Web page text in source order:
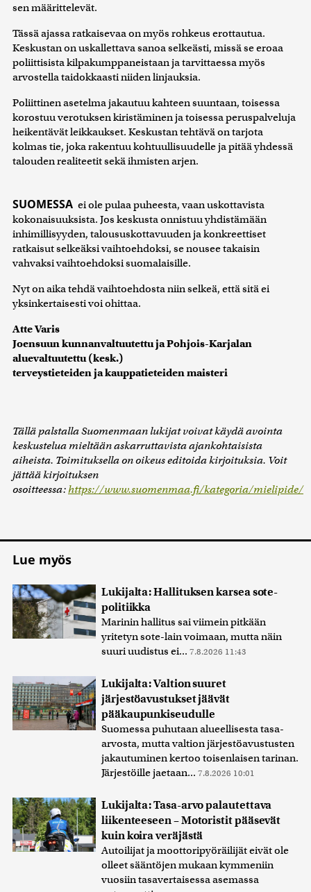
sen määrittelevät.
Tässä ajassa ratkaisevaa on myös rohkeus erottautua.
Keskustan on uskallettava sanoa selkeästi, missä se eroaa
poliittisista kilpakumppaneistaan ja tarvittaessa myös
arvostella taidokkaasti niiden linjauksia.
Poliittinen asetelma jakautuu kahteen suuntaan, toisessa
korostuu verotuksen kiristäminen ja toisessa peruspalveluja
heikentävät leikkaukset. Keskustan tehtävä on tarjota
kolmas tie, joka rakentuu kohtuullisuudelle ja pitää yhdessä
talouden realiteetit sekä ihmisten arjen.
SUOMESSA ei ole pulaa puheesta, vaan uskottavista
kokonaisuuksista. Jos keskusta onnistuu yhdistämään
inhimillisyyden, taloususkottavuuden ja konkreettiset
ratkaisut selkeäksi vaihtoehdoksi, se nousee takaisin
vahvaksi vaihtoehdoksi suomalaisille.
Nyt on aika tehdä vaihtoehdosta niin selkeä, että sitä ei
yksinkertaisesti voi ohittaa.
Atte Varis
Joensuun kunnanvaltuutettu ja Pohjois-Karjalan
aluevaltuutettu (kesk.)
terveystieteiden ja kauppatieteiden maisteri
Tällä palstalla Suomenmaan lukijat voivat käydä avointa
keskustelua mieltään askarruttavista ajankohtaisista
aiheista. Toimituksella on oikeus editoida kirjoituksia. Voit
jättää kirjoituksen
osoitteessa:https://www.suomenmaa.fi/kategoria/mielipide/
Lue myös
Lukijalta: Hallituksen karsea sote-
politiikka
Marinin hallitus sai viimein pitkään
yritetyn sote-lain voimaan, mutta näin
suuri uudistus ei... 7.8.2026 11:43
Lukijalta: Valtion suuret
järjestöavustukset jäävät
pääkaupunkiseudulle
Suomessa puhutaan alueellisesta tasa-
arvosta, mutta valtion järjestöavustusten
jakautuminen kertoo toisenlaisen tarinan.
Järjestöille jaetaan... 7.8.2026 10:01
Lukijalta: Tasa-arvo palautettava
liikenteeseen – Motoristit pääsevät
kuin koira veräjästä
Autoilijat ja moottoripyöräilijät eivät ole
olleet sääntöjen mukaan kymmeniin
vuosiin tasavertaisessa asemassa